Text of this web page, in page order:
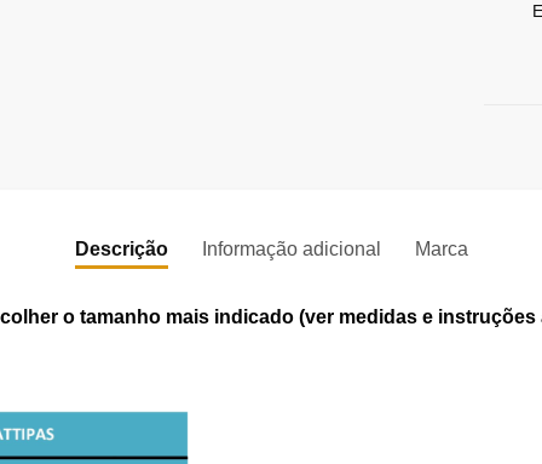
Descrição Informação adicional Marca
o tamanho mais indicado (ver medidas e